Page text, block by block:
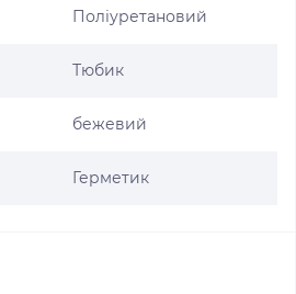
Поліуретановий
Тюбик
бежевий
Герметик